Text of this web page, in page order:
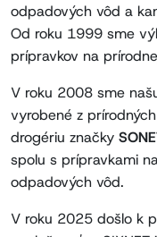
odpadových vôd a
Od roku 1999 sme
prípravkov na
V roku 2008 sme
vyrobené z
drogériu značky
spolu s prípravkami
odpadových vôd.
V roku 2025 došlo k